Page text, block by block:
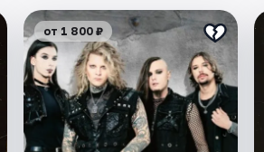
от 1 800 ₽